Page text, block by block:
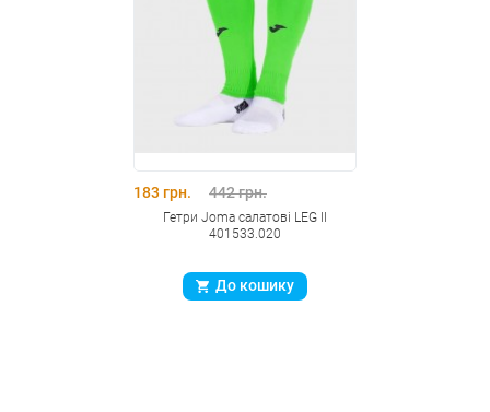
183 грн. 442 грн.
Гетри Joma салатові LEG II
401533.020
До кошику